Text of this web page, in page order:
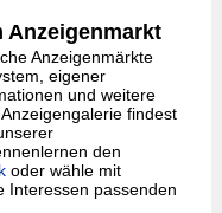
Anzeigenmarkt
Anzeigenmärkte
eigener
und weitere
findest
den
oder wähle mit
Interessen passenden